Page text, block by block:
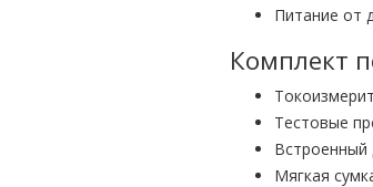
Питание от
Комплект
Тестовые
Встроенный
Мягкая